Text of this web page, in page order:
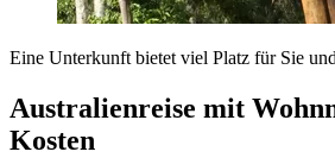
Eine Unterkunft bietet viel Platz für Sie
Australienreise mit
Kosten